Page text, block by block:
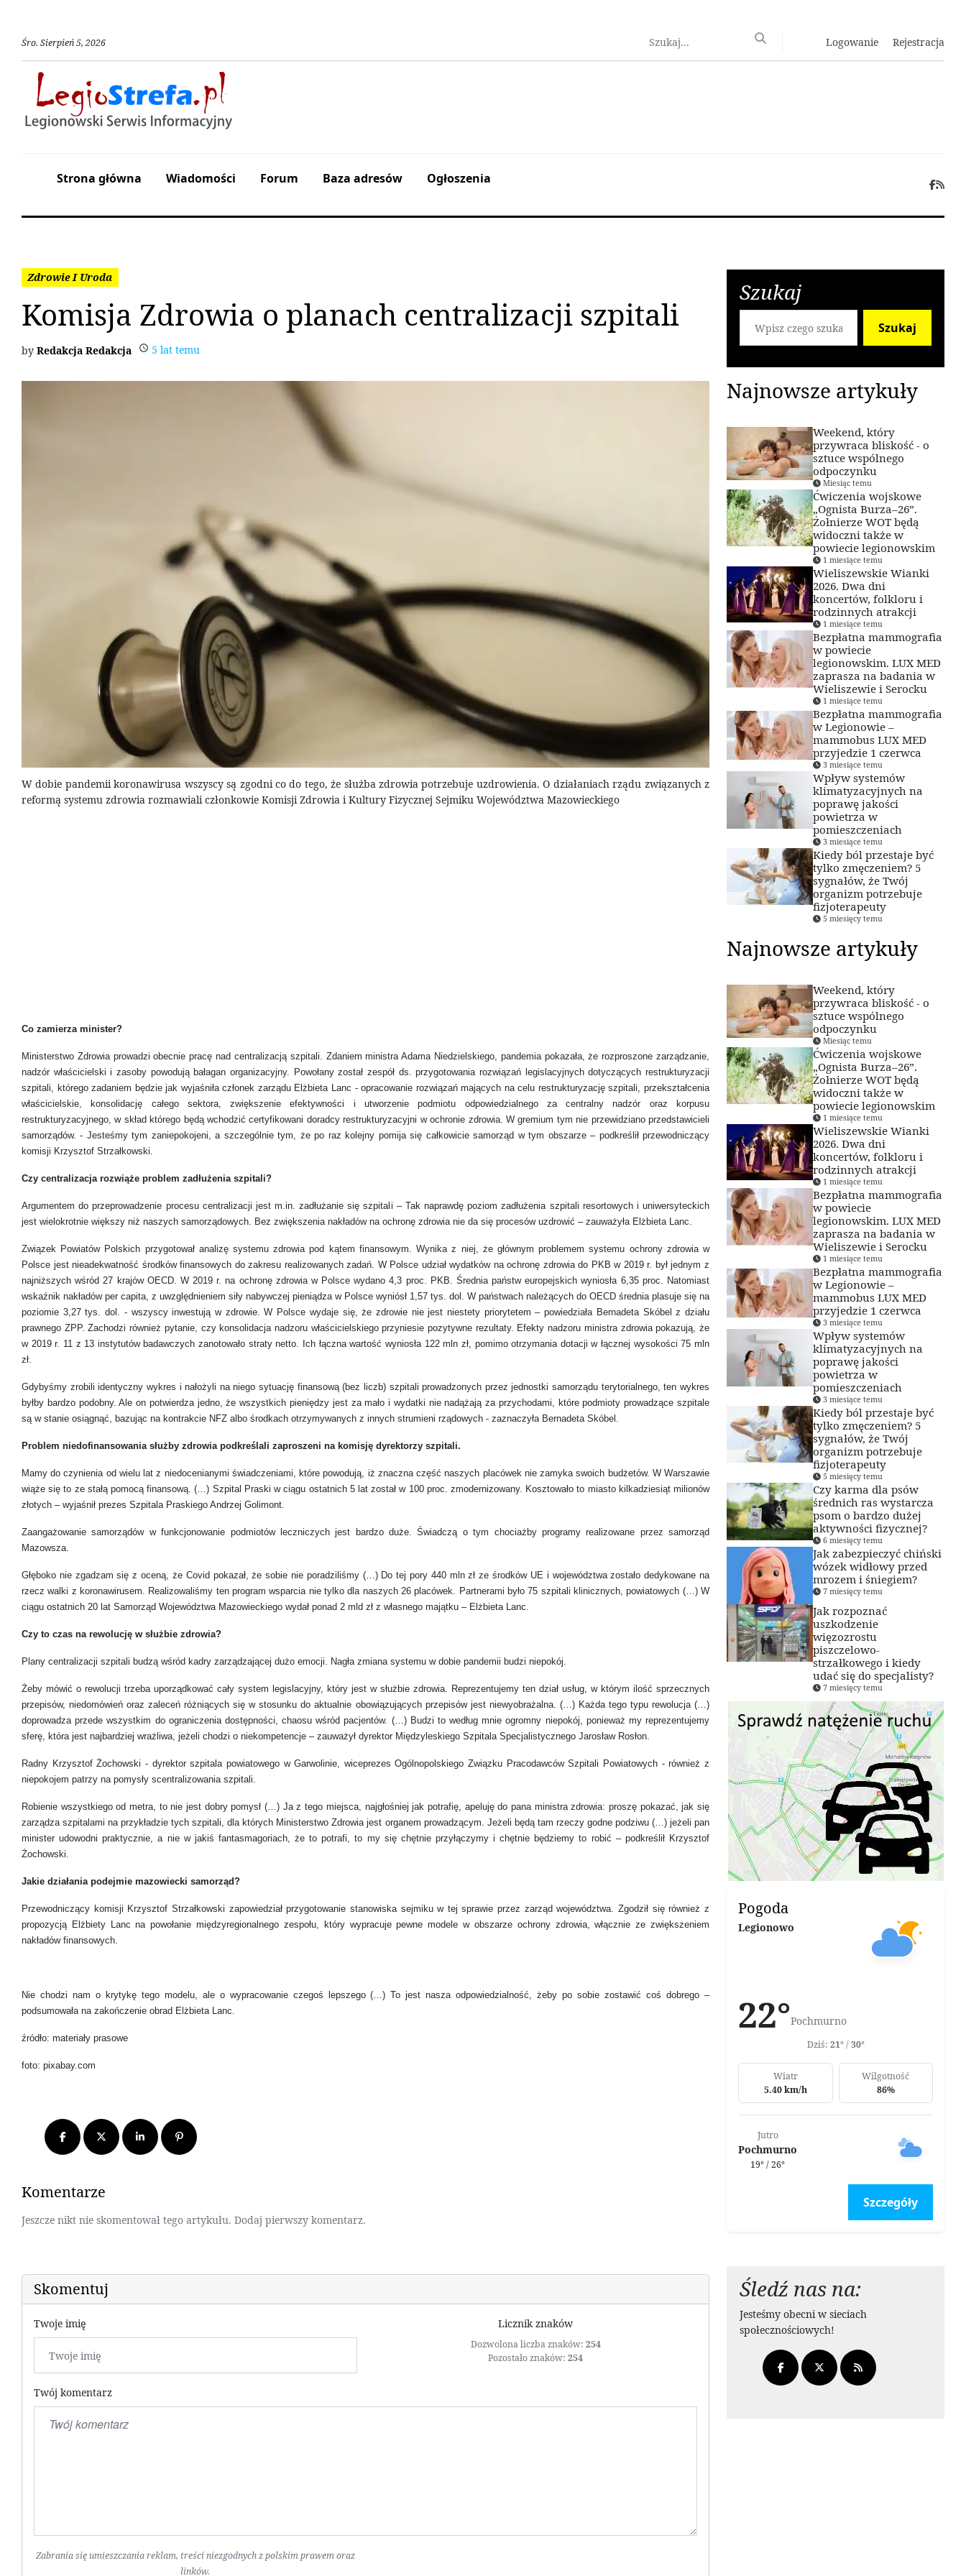
Śro. Sierpień5, 2026 Logowanie Rejestracja
Strona główna Wiadomości Forum Baza adresów Ogłoszenia
Zdrowie I Uroda
Komisja Zdrowia o planach centralizacji szpitali
Redakcja Redakcja 5 lat temu
W dobie pandemii koronawirusa wszyscy są zgodni co do tego, że służba zdrowia potrzebuje uzdrowienia. O działaniach rządu związanych z
reformą systemu zdrowia rozmawiali członkowie Komisji Zdrowia i Kultury Fizycznej Sejmiku Województwa Mazowieckiego
Co zamierza minister?
Ministerstwo Zdrowia prowadzi obecnie pracę nad centralizacją szpitali. Zdaniem ministra Adama Niedzielskiego, pandemia pokazała, że rozproszone zarządzanie,
nadzór właścicielski i zasoby powodują bałagan organizacyjny. Powołany został zespół ds. przygotowania rozwiązań legislacyjnych dotyczących restrukturyzacji
szpitali, którego zadaniem będzie jak wyjaśniła członek zarządu Elżbieta Lanc - opracowanie rozwiązań mających na celu restrukturyzację szpitali, przekształcenia
właścicielskie, konsolidację całego sektora, zwiększenie efektywności i utworzenie podmiotu odpowiedzialnego za centralny nadzór oraz korpusu
restrukturyzacyjnego, w skład którego będą wchodzić certyfikowani doradcy restrukturyzacyjni w ochronie zdrowia. W gremium tym nie przewidziano przedstawicieli
samorządów. - Jesteśmy tym zaniepokojeni, a szczególnie tym, że po raz kolejny pomija się całkowicie samorząd w tym obszarze – podkreślił przewodniczący
komisji Krzysztof Strzałkowski.
Czy centralizacja rozwiąże problem zadłużenia szpitali?
Argumentem do przeprowadzenie procesu centralizacji jest m.in. zadłużanie się szpitali – Tak naprawdę poziom zadłużenia szpitali resortowych i uniwersyteckich
jest wielokrotnie większy niż naszych samorządowych. Bez zwiększenia nakładów na ochronę zdrowia nie da się procesów uzdrowić – zauważyła Elżbieta Lanc.
Związek Powiatów Polskich przygotował analizę systemu zdrowia pod kątem finansowym. Wynika z niej, że głównym problemem systemu ochrony zdrowia w
Polsce jest nieadekwatność środków finansowych do zakresu realizowanych zadań. W Polsce udział wydatków na ochronę zdrowia do PKB w 2019 r. był jednym z
najniższych wśród 27 krajów OECD. W 2019 r. na ochronę zdrowia w Polsce wydano 4,3 proc. PKB. Średnia państw europejskich wyniosła 6,35 proc. Natomiast
wskaźnik nakładów per capita, z uwzględnieniem siły nabywczej pieniądza w Polsce wyniósł 1,57 tys. dol. W państwach należących do OECD średnia plasuje się na
poziomie 3,27 tys. dol. - wszyscy inwestują w zdrowie. W Polsce wydaje się, że zdrowie nie jest niestety priorytetem – powiedziała Bernadeta Skóbel z działu
prawnego ZPP. Zachodzi również pytanie, czy konsolidacja nadzoru właścicielskiego przyniesie pozytywne rezultaty. Efekty nadzoru ministra zdrowia pokazują, że
w 2019 r. 11 z 13 instytutów badawczych zanotowało straty netto. Ich łączna wartość wyniosła 122 mln zł, pomimo otrzymania dotacji w łącznej wysokości 75 mln
zł.
Gdybyśmy zrobili identyczny wykres i nałożyli na niego sytuację finansową (bez liczb) szpitali prowadzonych przez jednostki samorządu terytorialnego, ten wykres
byłby bardzo podobny. Ale on potwierdza jedno, że wszystkich pieniędzy jest za mało i wydatki nie nadążają za przychodami, które podmioty prowadzące szpitale
są w stanie osiągnąć, bazując na kontrakcie NFZ albo środkach otrzymywanych z innych strumieni rządowych - zaznaczyła Bernadeta Skóbel.
Problem niedofinansowania służby zdrowia podkreślali zaproszeni na komisję dyrektorzy szpitali.
Mamy do czynienia od wielu lat z niedocenianymi świadczeniami, które powodują, iż znaczna część naszych placówek nie zamyka swoich budżetów. W Warszawie
wiąże się to ze stałą pomocą finansową. (…) Szpital Praski w ciągu ostatnich 5 lat został w 100 proc. zmodernizowany. Kosztowało to miasto kilkadziesiąt milionów
złotych – wyjaśnił prezes Szpitala Praskiego Andrzej Golimont.
Zaangażowanie samorządów w funkcjonowanie podmiotów leczniczych jest bardzo duże. Świadczą o tym chociażby programy realizowane przez samorząd
Mazowsza.
Głęboko nie zgadzam się z oceną, że Covid pokazał, że sobie nie poradziliśmy (…) Do tej pory 440 mln zł ze środków UE i województwa zostało dedykowane na
rzecz walki z koronawirusem. Realizowaliśmy ten program wsparcia nie tylko dla naszych 26 placówek. Partnerami było 75 szpitali klinicznych, powiatowych (…) W
ciągu ostatnich 20 lat Samorząd Województwa Mazowieckiego wydał ponad 2 mld zł z własnego majątku – Elżbieta Lanc.
Czy to czas na rewolucję w służbie zdrowia?
Plany centralizacji szpitali budzą wśród kadry zarządzającej dużo emocji. Nagła zmiana systemu w dobie pandemii budzi niepokój.
Żeby mówić o rewolucji trzeba uporządkować cały system legislacyjny, który jest w służbie zdrowia. Reprezentujemy ten dział usług, w którym ilość sprzecznych
przepisów, niedomówień oraz zaleceń różniących się w stosunku do aktualnie obowiązujących przepisów jest niewyobrażalna. (…) Każda tego typu rewolucja (…)
doprowadza przede wszystkim do ograniczenia dostępności, chaosu wśród pacjentów. (…) Budzi to według mnie ogromny niepokój, ponieważ my reprezentujemy
sferę, która jest najbardziej wrażliwa, jeżeli chodzi o niekompetencje – zauważył dyrektor Międzyleskiego Szpitala Specjalistycznego Jarosław Rosłon.
Radny Krzysztof Żochowski - dyrektor szpitala powiatowego w Garwolinie, wiceprezes Ogólnopolskiego Związku Pracodawców Szpitali Powiatowych - również z
niepokojem patrzy na pomysły scentralizowania szpitali.
Robienie wszystkiego od metra, to nie jest dobry pomysł (…) Ja z tego miejsca, najgłośniej jak potrafię, apeluję do pana ministra zdrowia: proszę pokazać, jak się
zarządza szpitalami na przykładzie tych szpitali, dla których Ministerstwo Zdrowia jest organem prowadzącym. Jeżeli będą tam rzeczy godne podziwu (…) jeżeli pan
minister udowodni praktycznie, a nie w jakiś fantasmagoriach, że to potrafi, to my się chętnie przyłączymy i chętnie będziemy to robić – podkreślił Krzysztof
Żochowski.
Jakie działania podejmie mazowiecki samorząd?
Przewodniczący komisji Krzysztof Strzałkowski zapowiedział przygotowanie stanowiska sejmiku w tej sprawie przez zarząd województwa. Zgodził się również z
propozycją Elżbiety Lanc na powołanie międzyregionalnego zespołu, który wypracuje pewne modele w obszarze ochrony zdrowia, włącznie ze zwiększeniem
nakładów finansowych.
Nie chodzi nam o krytykę tego modelu, ale o wypracowanie czegoś lepszego (…) To jest nasza odpowiedzialność, żeby po sobie zostawić coś dobrego –
podsumowała na zakończenie obrad Elżbieta Lanc.
źródło: materiały prasowe
foto: pixabay.com
Komentarze
Jeszcze nikt nie skomentował tego artykułu. Dodaj pierwszy komentarz.
Skomentuj
Twoje imię Licznik znaków
Dozwolona liczba znaków: 254
Pozostało znaków:254
Twój komentarz
Zabrania się umieszczania reklam, treści niezgodnych z polskim prawem oraz
linków.
Szukaj
Szukaj
Najnowsze artykuły
Weekend, który
przywraca bliskość - o
sztuce wspólnego
odpoczynku
Miesiąc temu
Ćwiczenia wojskowe
„Ognista Burza–26”.
Żołnierze WOT będą
widoczni także w
powiecie legionowskim
1 miesiące temu
Wieliszewskie Wianki
2026. Dwa dni
koncertów, folkloru i
rodzinnych atrakcji
1 miesiące temu
Bezpłatna mammografia
w powiecie
legionowskim. LUX MED
zaprasza na badania w
Wieliszewie i Serocku
1 miesiące temu
Bezpłatna mammografia
w Legionowie –
mammobus LUX MED
przyjedzie 1 czerwca
3 miesiące temu
Wpływ systemów
klimatyzacyjnych na
poprawę jakości
powietrza w
pomieszczeniach
3 miesiące temu
Kiedy ból przestaje być
tylko zmęczeniem? 5
sygnałów, że Twój
organizm potrzebuje
fizjoterapeuty
5 miesięcy temu
Najnowsze artykuły
Weekend, który
przywraca bliskość - o
sztuce wspólnego
odpoczynku
Miesiąc temu
Ćwiczenia wojskowe
„Ognista Burza–26”.
Żołnierze WOT będą
widoczni także w
powiecie legionowskim
1 miesiące temu
Wieliszewskie Wianki
2026. Dwa dni
koncertów, folkloru i
rodzinnych atrakcji
1 miesiące temu
Bezpłatna mammografia
w powiecie
legionowskim. LUX MED
zaprasza na badania w
Wieliszewie i Serocku
1 miesiące temu
Bezpłatna mammografia
w Legionowie –
mammobus LUX MED
przyjedzie 1 czerwca
3 miesiące temu
Wpływ systemów
klimatyzacyjnych na
poprawę jakości
powietrza w
pomieszczeniach
3 miesiące temu
Kiedy ból przestaje być
tylko zmęczeniem? 5
sygnałów, że Twój
organizm potrzebuje
fizjoterapeuty
5 miesięcy temu
Czy karma dla psów
średnich ras wystarcza
psom o bardzo dużej
aktywności fizycznej?
6 miesięcy temu
Jak zabezpieczyć chiński
wózek widłowy przed
mrozem i śniegiem?
7 miesięcy temu
Jak rozpoznać
uszkodzenie
więzozrostu
piszczelowo-
strzałkowego i kiedy
udać się do specjalisty?
7 miesięcy temu
Pogoda
Legionowo
22°Pochmurno
Dziś: 21°/30°
Wiatr
5.40 km/h
Wilgotność
86%
Jutro
Pochmurno
19° / 26°
Szczegóły
Śledź nas na:
Jesteśmy obecni w sieciach
społecznościowych!